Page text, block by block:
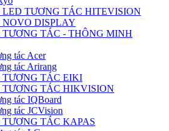
TƯƠNG TÁC HITEVISION
DISPLAY
TÁC - THÔNG MINH
tác Acer
tác Arirang
TÁC EIKI
TÁC HIKVISION
tác IQBoard
tác JCVision
TÁC KAPAS